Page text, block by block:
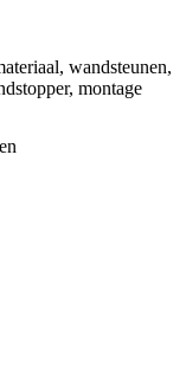
wandsteunen,
montage